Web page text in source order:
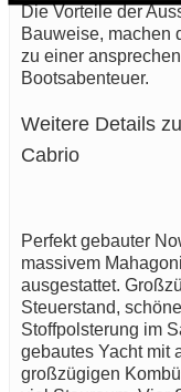
Die Vorteile der
Bauweise, machen
zu einer
Bootsabenteuer.
Weitere Details
Cabrio
Perfekt gebauter
massivem
ausgestattet.
Steuerstand,
Stoffpolsterung im
gebautes Yacht mit
großzügigen